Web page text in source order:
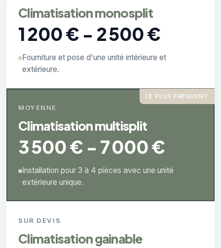
Climatisation monosplit
1 200 € - 2 500 €
Fourniture et pose d'une unité intérieure et
extérieure.
LE PLUS FRÉQUENT
MOYENNE
Climatisation multisplit
3 500 € - 7 000 €
Installation pour 3 à 4 pièces avec une unité
extérieure unique.
SUR DEVIS
Climatisation gainable